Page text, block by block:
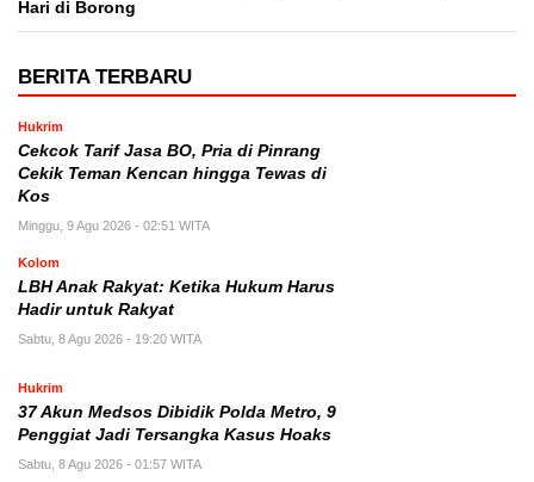
Hari di Borong
BERITA TERBARU
Hukrim
Cekcok Tarif Jasa BO, Pria di Pinrang
Cekik Teman Kencan hingga Tewas di
Kos
Minggu, 9 Agu 2026 - 02:51 WITA
Kolom
LBH Anak Rakyat: Ketika Hukum Harus
Hadir untuk Rakyat
Sabtu, 8 Agu 2026 - 19:20 WITA
Hukrim
37 Akun Medsos Dibidik Polda Metro, 9
Penggiat Jadi Tersangka Kasus Hoaks
Sabtu, 8 Agu 2026 - 01:57 WITA